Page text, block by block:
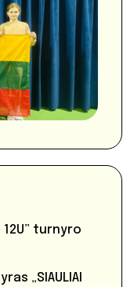
12U” turnyro
„SIAULIAI